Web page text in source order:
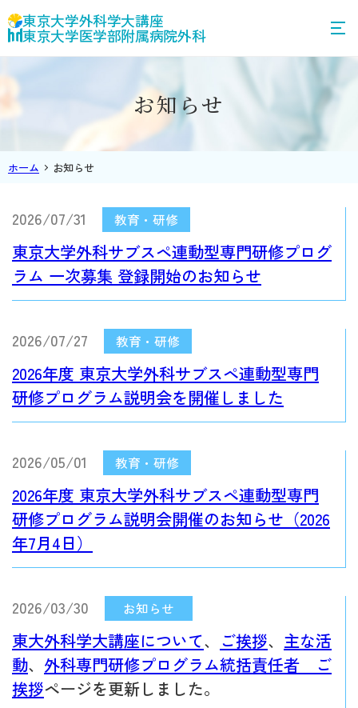
東京大学外科学大講座
東京大学医学部附属病院外科
お知らせ
ホーム お知らせ
2026/07/31
東京大学外科サブスペ連動型専門研修プログ
ラム 一次募集 登録開始のお知らせ
2026/07/27
2026年度 東京大学外科サブスペ連動型専門
研修プログラム説明会を開催しました
2026/05/01
2026年度 東京大学外科サブスペ連動型専門
研修プログラム説明会開催のお知らせ（2026
年7月4日）
2026/03/30
東大外科学大講座について、 ご挨拶、 主な活
動、 外科専門研修プログラム統括責任者 ご
挨拶ページを更新しました。